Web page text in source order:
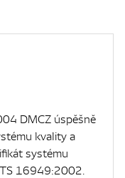
DMCZ úspěšně
kvality a
systému
16949:2002.